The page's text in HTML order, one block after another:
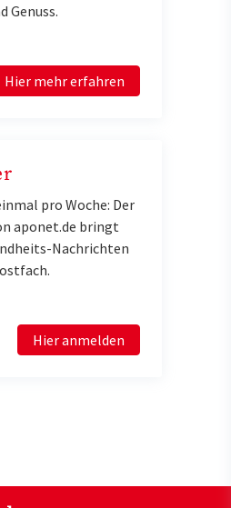
Genuss.
Hier mehr erfahren
pro Woche: Der
aponet.de bringt
Nachrichten
Hier anmelden